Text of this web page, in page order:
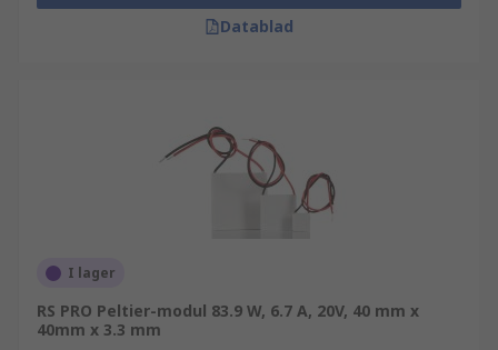
Datablad
I lager
RS PRO Peltier-modul 83.9 W, 6.7 A, 20V, 40 mm x
40mm x 3.3 mm